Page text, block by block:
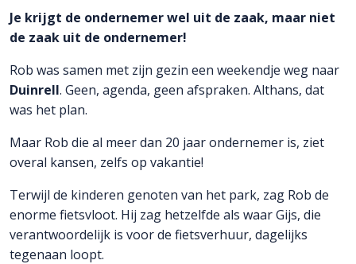
Je krijgt de ondernemer wel uit de zaak, maar niet
de zaak uit de ondernemer!
Rob was samen met zijn gezin een weekendje weg naar
Duinrell. Geen, agenda, geen afspraken. Althans, dat
was het plan.
Maar Rob die al meer dan 20 jaar ondernemer is, ziet
overal kansen, zelfs op vakantie!
Terwijl de kinderen genoten van het park, zag Rob de
enorme fietsvloot. Hij zag hetzelfde als waar Gijs, die
verantwoordelijk is voor de fietsverhuur, dagelijks
tegenaan loopt.